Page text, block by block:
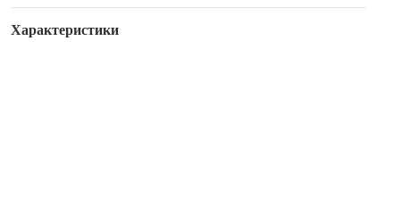
Характеристики